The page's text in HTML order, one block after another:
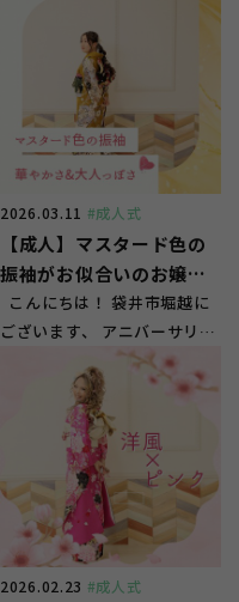
2026.03.11 #成人式
【成人】マスタード色の
振袖がお似合いのお嬢
様！【菊川市】
こんにちは！ 袋井市堀越に
ございます、 アニバーサリー
スタジオ ガーネット袋井店
2026.02.23 #成人式